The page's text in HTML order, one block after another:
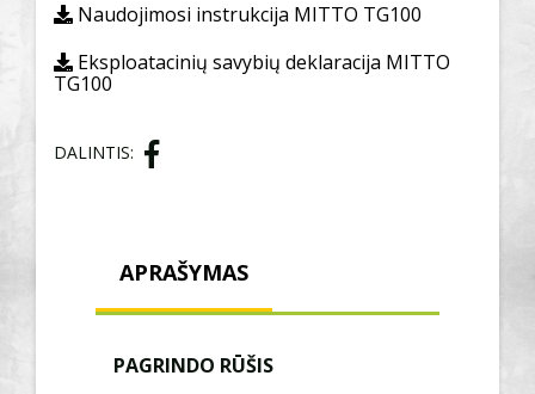
Naudojimosi instrukcija MITTO TG100
Eksploatacinių savybių deklaracija MITTO
TG100
DALINTIS:
APRAŠYMAS
PAGRINDO RŪŠIS